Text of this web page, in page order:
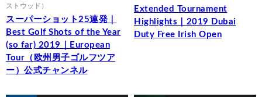
ストウッド）
スーパーショット25連発｜
Best Golf Shots of the Year
(so far) 2019｜European
Tour（欧州男子ゴルフツア
ー）公式チャンネル
Extended Tournament
Highlights｜2019 Dubai
Duty Free Irish Open